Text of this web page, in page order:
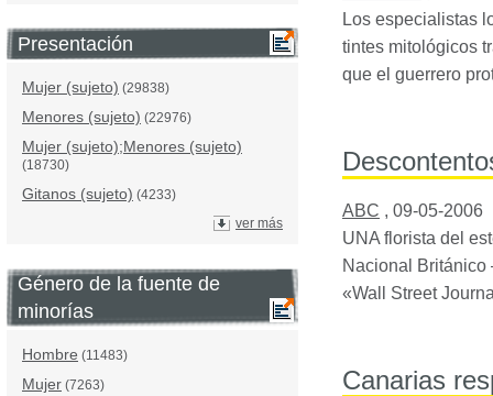
Presentación
Mujer (sujeto) (29838)
Menores (sujeto) (22976)
Mujer (sujeto);Menores (sujeto)
(18730)
Gitanos (sujeto) (4233)
ver más
Género de la fuente de
minorías
Hombre (11483)
Mujer (7263)
Los especialistas
tintes mitológicos
que el guerrero
ABC , 09-05-2006
UNA florista del
Nacional Británico
«Wall Street
Canarias